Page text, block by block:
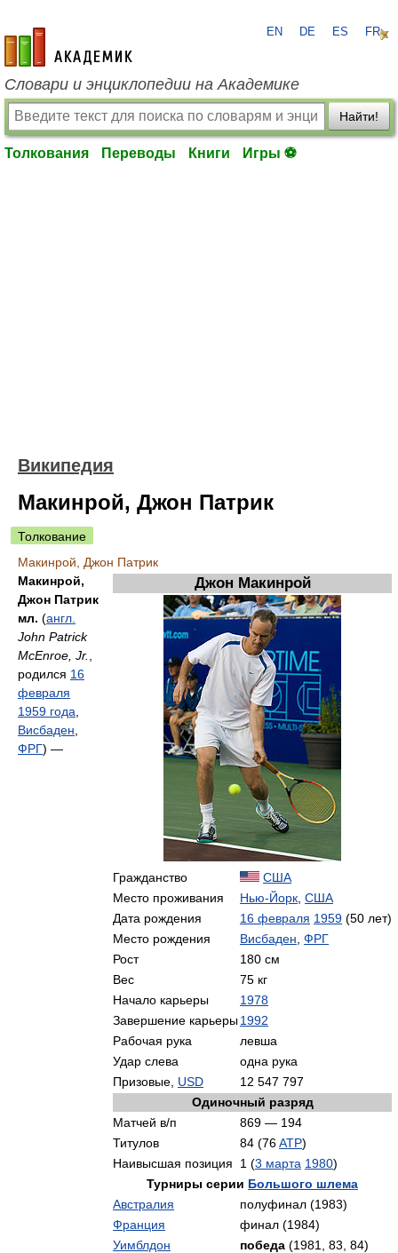
academic.ru
EN DE ES FR
Словари и энциклопедии на Академике
Найти!
Толкования Переводы Книги Игры ⚽
Википедия
Макинрой, Джон Патрик
Толкование
Макинрой, Джон Патрик
Джон Макинрой
Гражданство
США
Место проживания
Нью-Йорк США
Дата рождения
16 февраля 1959 (50 лет)
Место рождения
Висбаден ФРГ
Рост
180 см
Вес
75 кг
Начало карьеры
1978
Завершение карьеры1992
Рабочая рука
левша
Удар слева
одна рука
Призовые, USD
12 547 797
Одиночный разряд
Матчей в/п
869 — 194
Титулов
84 (76ATP)
Наивысшая позиция
1 (3 марта 1980)
Турниры серии Большого шлема
Австралия
полуфинал (1983)
Франция
финал (1984)
Уимблдон
победа (1981, 83, 84)
Макинрой,
Джон Патрик
мл. (англ.
John Patrick
McEnroe, Jr.
родился 16
февраля
1959 года
Висбаден
ФРГ) —